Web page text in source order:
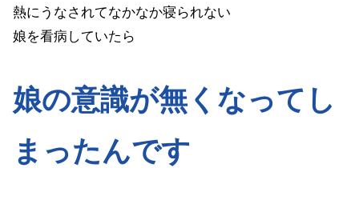
熱にうなされてなかなか寝られない
娘を看病していたら
娘の意識が無くなってし
まったんです